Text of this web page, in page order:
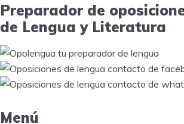
Preparador de
de Lengua y Literatura
Menú